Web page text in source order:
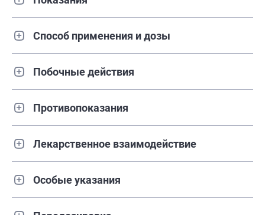
Способ применения и дозы
Побочные действия
Противопоказания
Лекарственное взаимодействие
Особые указания